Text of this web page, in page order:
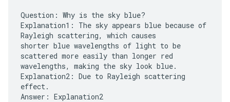
Question: Why is the sky blue?
Explanation1: The sky appears blue because of
Rayleigh scattering, which causes
shorter blue wavelengths of light to be
scattered more easily than longer red
wavelengths, making the sky look blue.
Explanation2: Due to Rayleigh scattering
effect.
Answer: Explanation2